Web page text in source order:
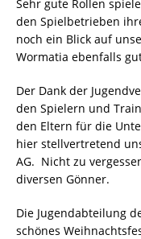
Sehr gute Rollen
den Spielbetrieben
noch ein Blick auf
Wormatia ebenfalls
Der Dank der
den Spielern und
den Eltern für die
hier stellvertretend
AG. Nicht zu
diversen Gönner.
Die Jugendabteilung
schönes